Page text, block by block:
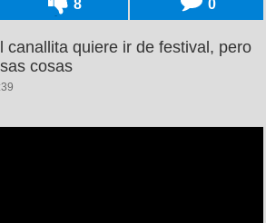
8 0
canallita quiere ir de festival, pero
cosas